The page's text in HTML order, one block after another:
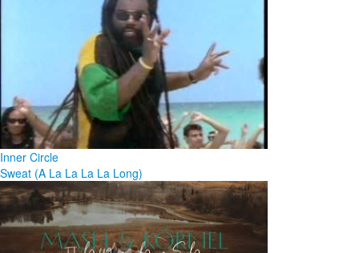
Inner Circle
Sweat (A La La La La Long)